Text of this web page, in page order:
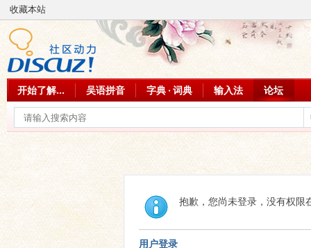
收藏本站
开始了解... 吴语拼音 字典 · 词典 输入法 论坛
抱歉，您尚未登录，没有权限
用户登录